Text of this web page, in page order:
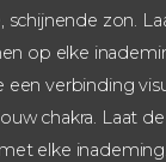
schijnende zon.
op elke
een verbinding
chakra. Laat
elke